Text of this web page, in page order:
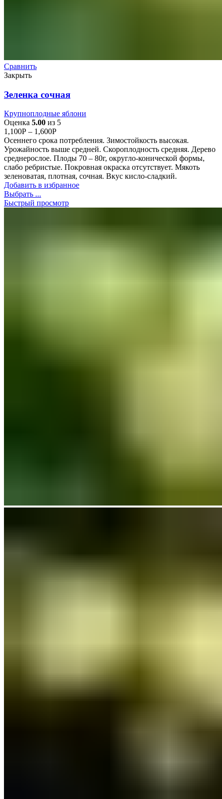
Сравнить
Закрыть
Зеленка сочная
Крупноплодные яблони
Оценка 5.00 из 5
1,100Р – 1,600Р
Осеннего срока потребления. Зимостойкость высокая.
Урожайность выше средней. Скороплодность средняя. Дерево
среднерослое. Плоды 70 – 80г, округло-конической формы,
слабо ребристые. Покровная окраска отсутствует. Мякоть
зеленоватая, плотная, сочная. Вкус кисло-сладкий.
Добавить в избранное
Выбрать ...
Быстрый просмотр